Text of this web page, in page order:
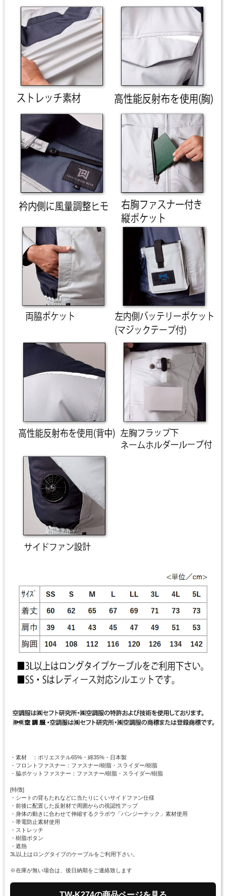
・素材 ：ポリエステル65%・綿35%・日本製
・フロントファスナー：ファスナー/樹脂・スライダー/樹脂
・脇ポケットファスナー：ファスナー/樹脂・スライダー/樹脂
[特徴]
・シートの背もたれなどに当たりにくいサイドファン仕様
・前後に配置した反射材で周囲からの視認性アップ
・身体の動きに合わせて伸縮するクラボウ「バンジーテック」素材使用
・帯電防止素材使用
・ストレッチ
・樹脂ボタン
・遮熱
3L以上はロングタイプのケーブルをご利用下さい。
※在庫が無い場合は、後日納期をご連絡致します